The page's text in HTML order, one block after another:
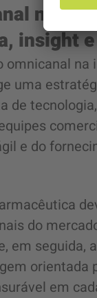
na
insight
uma
de
e do
do
em seguida,
em